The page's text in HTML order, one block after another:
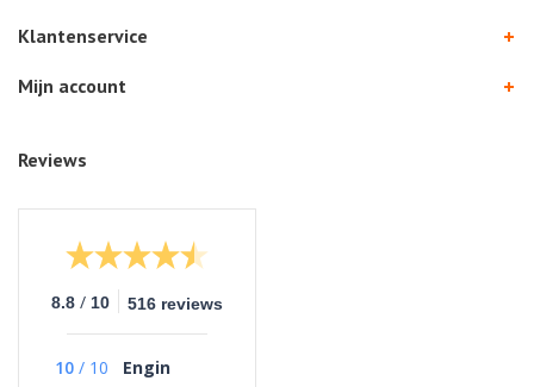
Klantenservice
Mijn account
Reviews
8.8 / 10 516 reviews
10 / 10
Engin